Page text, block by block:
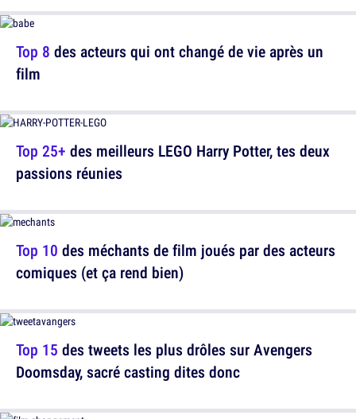
Top 8 des acteurs qui ont changé de vie après un
film
Top 10 des méchants de film joués par des acteurs
comiques (et ça rend bien)
Top 25+ des meilleurs LEGO Harry Potter, tes deux
passions réunies
Top 15 des tweets les plus drôles sur Avengers
Doomsday, sacré casting dites donc